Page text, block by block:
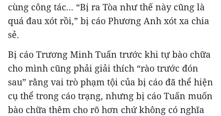
cùng công tác... “Bị ra Tòa như thế này cũng là
quá đau xót rồi,” bị cáo Phương Anh xót xa chia
sẻ.
Bị cáo Trương Minh Tuấn trước khi tự bào chữa
cho mình cũng phải giải thích “rào trước đón
sau” rằng vai trò phạm tội của bị cáo đã thể hiện
cụ thể trong cáo trạng, nhưng bị cáo Tuấn muốn
bào chữa thêm cho rõ hơn chứ không có nghĩa